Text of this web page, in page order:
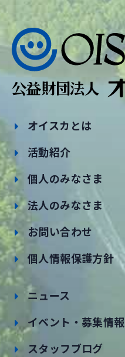
オイスカとは
活動紹介
個人のみなさま
法人のみなさま
お問い合わせ
個人情報保護方針
ニュース
イベント・募集情報
スタッフブログ